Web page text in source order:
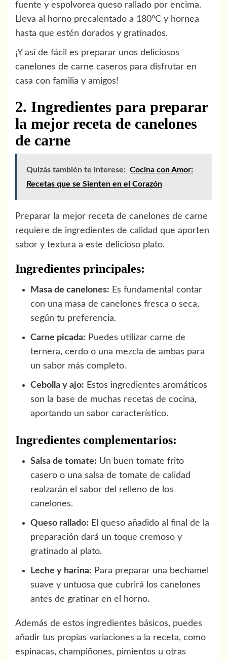
fuente y espolvorea queso rallado por encima.
Lleva al horno precalentado a 180°C y hornea
hasta que estén dorados y gratinados.
¡Y así de fácil es preparar unos deliciosos
canelones de carne caseros para disfrutar en
casa con familia y amigos!
2. Ingredientes para preparar
la mejor receta de canelones
de carne
Quizás también te interese: Cocina con Amor:
Recetas que se Sienten en el Corazón
Preparar la mejor receta de canelones de carne
requiere de ingredientes de calidad que aporten
sabor y textura a este delicioso plato.
Ingredientes principales:
Masa de canelones: Es fundamental contar
con una masa de canelones fresca o seca,
según tu preferencia.
Carne picada: Puedes utilizar carne de
ternera, cerdo o una mezcla de ambas para
un sabor más completo.
Cebolla y ajo: Estos ingredientes aromáticos
son la base de muchas recetas de cocina,
aportando un sabor característico.
Ingredientes complementarios:
Salsa de tomate: Un buen tomate frito
casero o una salsa de tomate de calidad
realzarán el sabor del relleno de los
canelones.
Queso rallado: El queso añadido al final de la
preparación dará un toque cremoso y
gratinado al plato.
Leche y harina: Para preparar una bechamel
suave y untuosa que cubrirá los canelones
antes de gratinar en el horno.
Además de estos ingredientes básicos, puedes
añadir tus propias variaciones a la receta, como
espinacas, champiñones, pimientos u otras